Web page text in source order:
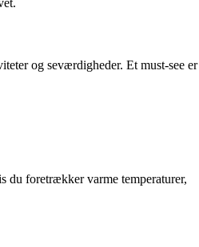
og seværdigheder. Et must-see er
du foretrækker varme temperaturer,